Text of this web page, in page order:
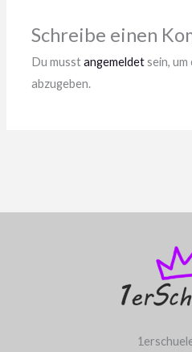
Schreibe einen
Du musstangemeldetsein,
abzugeben.